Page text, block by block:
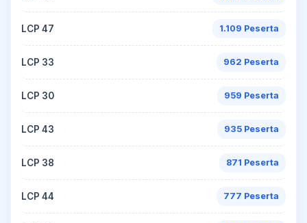
LCP 47 1.109 Peserta
LCP 33 962 Peserta
LCP 30 959 Peserta
LCP 43 935 Peserta
LCP 38 871 Peserta
LCP 44 777 Peserta